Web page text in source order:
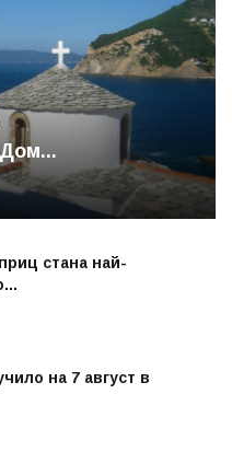
стана най-
на 7 август в